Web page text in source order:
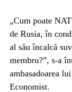
„Cum poate
de Rusia, în
al său încalcă
membru?”, s-a
ambasadoarea
Economist.